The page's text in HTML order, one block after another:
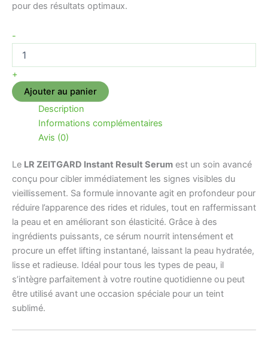
pour des résultats optimaux.
-
+
Ajouter au panier
Description
Informations complémentaires
Avis (0)
Le LR ZEITGARD Instant Result Serum est un soin avancé
conçu pour cibler immédiatement les signes visibles du
vieillissement. Sa formule innovante agit en profondeur pour
réduire l’apparence des rides et ridules, tout en raffermissant
la peau et en améliorant son élasticité. Grâce à des
ingrédients puissants, ce sérum nourrit intensément et
procure un effet lifting instantané, laissant la peau hydratée,
lisse et radieuse. Idéal pour tous les types de peau, il
s’intègre parfaitement à votre routine quotidienne ou peut
être utilisé avant une occasion spéciale pour un teint
sublimé.